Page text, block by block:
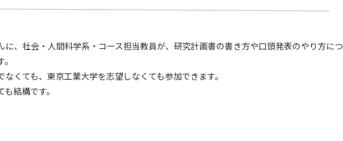
に、社会・人間科学系・コース担当教員が、研究計画書の書き方や口頭発表のやり方につ
くても、東京工業大学を志望しなくても参加できます。
結構です。